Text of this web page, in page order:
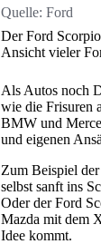
Quelle: Ford
Der Ford
Ansicht vieler
Als Autos noch
wie die Frisuren
BMW und
und eigenen
Zum Beispiel
selbst sanft ins
Oder der Ford
Mazda mit dem
Idee kommt.